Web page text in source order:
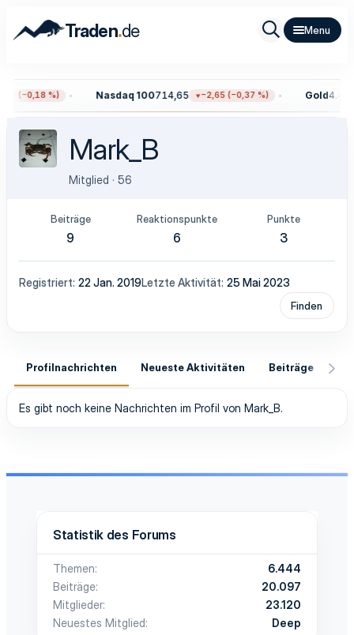
Traden.de
(−0,18 %) Nasdaq 100714,65 −2,65 (−0,37 %) Gold
Mark_B
Mitglied · 56
Beiträge
9
Reaktionspunkte
6
Punkte
3
Registriert 22 Jan. 2019Letzte Aktivität 25 Mai 2023
Finden
Profilnachrichten Neueste Aktivitäten Beiträge
Es gibt noch keine Nachrichten im Profil von Mark_B.
Statistik des Forums
Themen
6.444
Beiträge
20.097
Mitglieder
23.120
Neuestes Mitglied
Deep